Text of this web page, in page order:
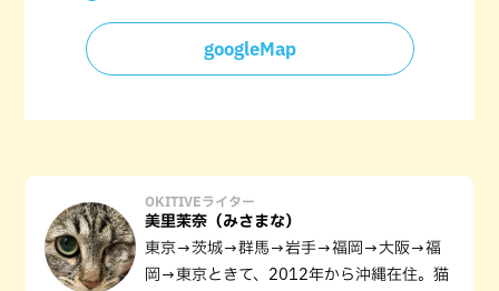
googleMap
OKITIVEライター
美里茉奈（みさまな）
東京→茨城→群馬→岩手→福岡→大阪→福
岡→東京ときて、2012年から沖縄在住。猫